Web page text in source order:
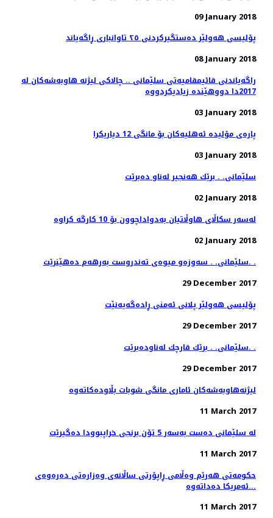
09 January 2018
پۆلیسی هەولێر دەستگیركردنی ٢٥ تاوانباری ڕاگەیاند
08 January 2018
راگه‌یاندنی قائیمقامیه‌تی سلێمانی .. چالاكی لیژنه‌ هاوبه‌شه‌كان له‌
03 January 2018
پاره‌ی مۆلیده‌ ئه‌هلیه‌كان بۆ مانگی 12 دیاریكرا
03 January 2018
سلێمانی. . برێك هه‌نجیر له‌ناو ده‌برێت
02 January 2018
02 January 2018
سلێمانی. . سه‌وزه‌و میوه‌ی ته‌ندروست به‌رهه‌م ده‌هێنرێت. .
29 December 2017
پۆلیسی هەولێر پلانی ئەمنی ڕادەگەیەنێت
29 December 2017
سلێمانی. . برێك قارچك له‌ناوده‌برێت. .
29 December 2017
11 March 2017
له‌ سلێمانی ده‌ست به‌سه‌ر 5 تۆن برنجی خراپبوودا ده‌گیرێت
11 March 2017
حکومەتی هەرێم وەڵامی ڕاپۆرتی ساڵانەی وەزارەتی دەرەوەی
ئەمریکا دەداتەوە...
11 March 2017